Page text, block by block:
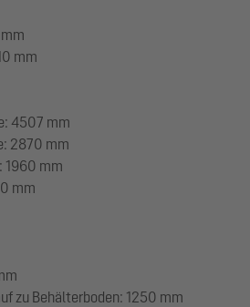
mm
4507 mm
2870 mm
1960 mm
mm
zu Behälterboden: 1250 mm